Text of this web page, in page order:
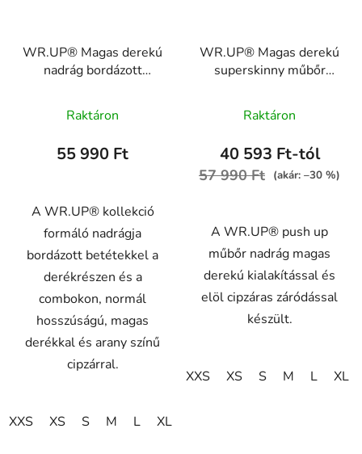
WR.UP® Magas derekú
nadrág bordázott
WRUP2HHF332
Raktáron
55 990 Ft
A WR.UP® kollekció
formáló nadrágja
bordázott betétekkel a
derékrészen és a
combokon, normál
hosszúságú, magas
derékkal és arany színű
cipzárral.
XXS XS S M L XL
WR.UP® Magas derekú
superskinny műbőr
WRUP2HC006PREC
Raktáron
40 593 Ft-tól
57 990 Ft (akár: –30 %)
A WR.UP® push up
műbőr nadrág magas
derekú kialakítással és
elöl cipzáras záródással
készült.
XXS XS S M L XL